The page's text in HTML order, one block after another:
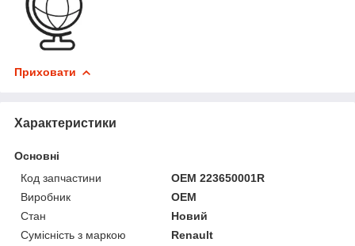
Приховати
Характеристики
Основні
Код запчастини
OEM 223650001R
Виробник
OEM
Стан
Новий
Сумісність з маркою
Renault